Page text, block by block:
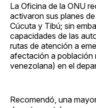
La Oficina de la ONU
activaron sus planes
Cúcuta y Tibú; sin
capacidades de las
rutas de atención a
afectación a población
venezolana) en el
Recomendó, una